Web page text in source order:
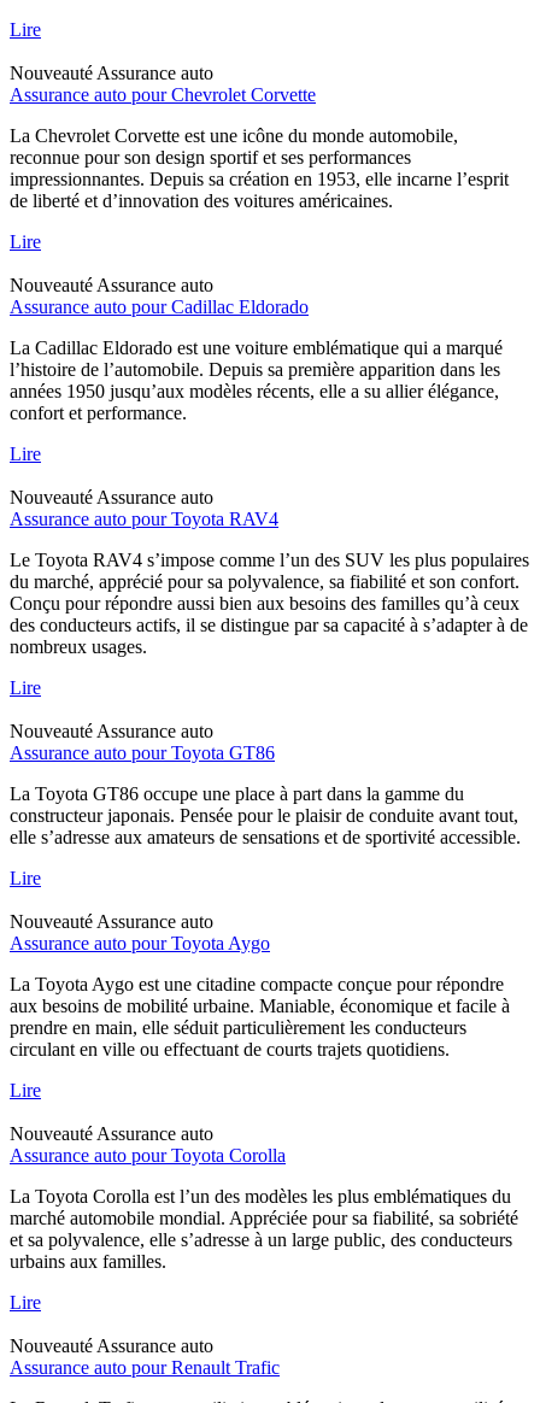
Lire
Nouveauté Assurance auto
Assurance auto pour Chevrolet Corvette
La Chevrolet Corvette est une icône du monde automobile,
reconnue pour son design sportif et ses performances
impressionnantes. Depuis sa création en 1953, elle incarne l’esprit
de liberté et d’innovation des voitures américaines.
Lire
Nouveauté Assurance auto
Assurance auto pour Cadillac Eldorado
La Cadillac Eldorado est une voiture emblématique qui a marqué
l’histoire de l’automobile. Depuis sa première apparition dans les
années 1950 jusqu’aux modèles récents, elle a su allier élégance,
confort et performance.
Lire
Nouveauté Assurance auto
Assurance auto pour Toyota RAV4
Le Toyota RAV4 s’impose comme l’un des SUV les plus populaires
du marché, apprécié pour sa polyvalence, sa fiabilité et son confort.
Conçu pour répondre aussi bien aux besoins des familles qu’à ceux
des conducteurs actifs, il se distingue par sa capacité à s’adapter à de
nombreux usages.
Lire
Nouveauté Assurance auto
Assurance auto pour Toyota GT86
La Toyota GT86 occupe une place à part dans la gamme du
constructeur japonais. Pensée pour le plaisir de conduite avant tout,
elle s’adresse aux amateurs de sensations et de sportivité accessible.
Lire
Nouveauté Assurance auto
Assurance auto pour Toyota Aygo
La Toyota Aygo est une citadine compacte conçue pour répondre
aux besoins de mobilité urbaine. Maniable, économique et facile à
prendre en main, elle séduit particulièrement les conducteurs
circulant en ville ou effectuant de courts trajets quotidiens.
Lire
Nouveauté Assurance auto
Assurance auto pour Toyota Corolla
La Toyota Corolla est l’un des modèles les plus emblématiques du
marché automobile mondial. Appréciée pour sa fiabilité, sa sobriété
et sa polyvalence, elle s’adresse à un large public, des conducteurs
urbains aux familles.
Lire
Nouveauté Assurance auto
Assurance auto pour Renault Trafic